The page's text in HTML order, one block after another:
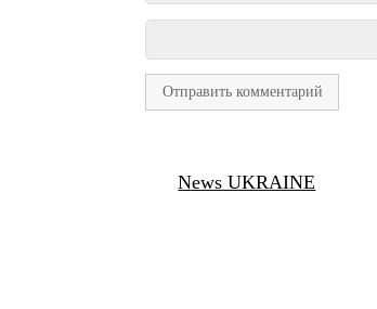
News UKRAINE